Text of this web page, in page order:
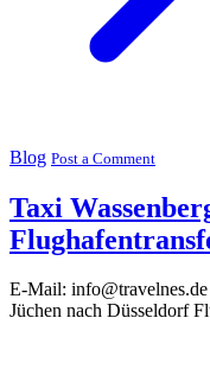
Blog Post a Comment
Taxi
E-Mail:
Jüchen nach Düsseldorf